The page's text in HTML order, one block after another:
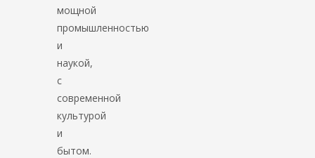
мощной
промышленностью
и
наукой,
с
современной
культурой
и
бытом.